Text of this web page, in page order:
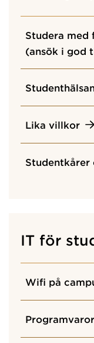
Studera med
(ansök i god
Lika villkor
Studentkårer
IT för
Wifi på